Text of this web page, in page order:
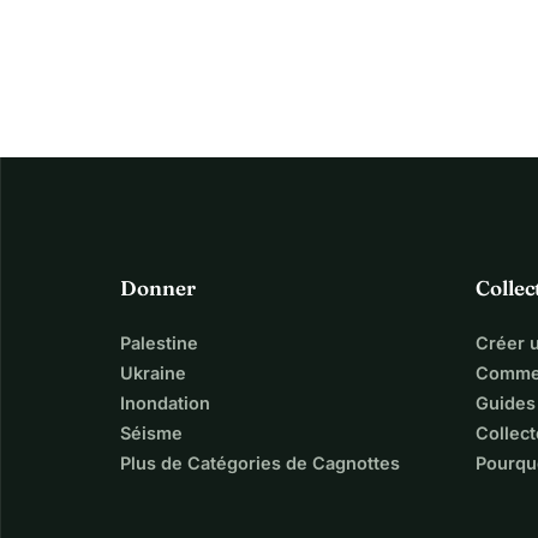
Donner
Palestine
Ukraine
Inondation
Séisme
Plus de Catégories de Cagnottes
Créer